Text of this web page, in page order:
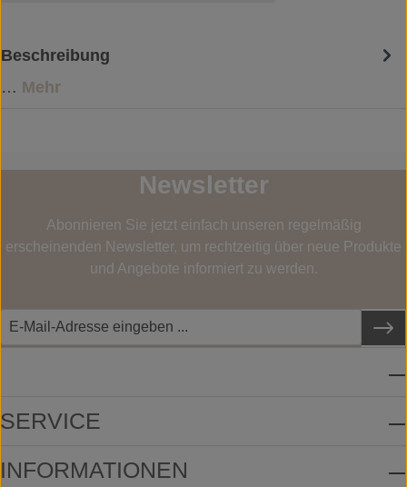
Beschreibung
… Mehr
Newsletter
Abonnieren Sie jetzt einfach unseren regelmäßig
erscheinenden Newsletter, um rechtzeitig über neue Produkte
und Angebote informiert zu werden.
SERVICE
INFORMATIONEN